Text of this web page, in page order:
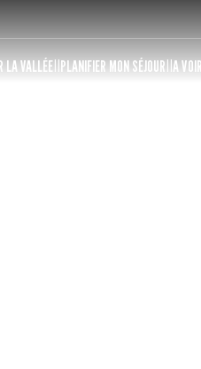
LA VALLÉE PLANIFIER MON SÉJOUR A